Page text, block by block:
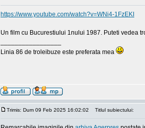
https://www.youtube.com/watch?v=WNi4-1FzEKI
Un film cu Bucurestiului 1nului 1987. Puteti vedea
Linia 86 de troleibuze este preferata mea
Trimis: Dum 09 Feb 2025 16:02:02 Titlul subiectului: